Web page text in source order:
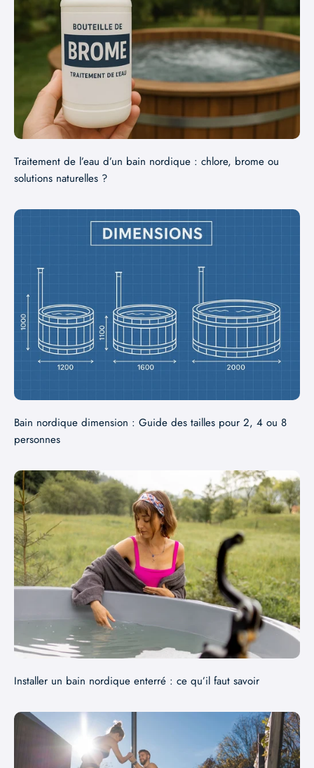
Traitement de l’eau d’un bain nordique : chlore, brome ou
solutions naturelles ?
Bain nordique dimension : Guide des tailles pour 2, 4 ou 8
personnes
Installer un bain nordique enterré : ce qu’il faut savoir